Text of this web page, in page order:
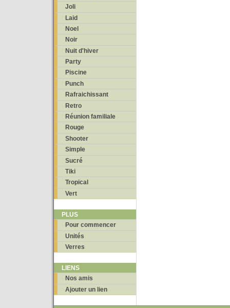
Joli
Laid
Noel
Noir
Nuit d'hiver
Party
Piscine
Punch
Rafraichissant
Retro
Réunion familiale
Rouge
Shooter
Simple
Sucré
Tiki
Tropical
Vert
PLUS
Pour commencer
Unités
Verres
LIENS
Nos amis
Ajouter un lien